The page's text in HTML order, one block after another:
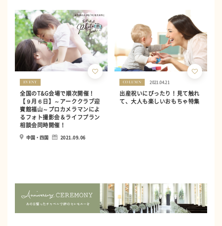
EVENT
全国のT&G会場で順次開催！
【９月６日】～アーククラブ迎
賓館福山～プロカメラマンによ
るフォト撮影会＆ライフプラン
相談会同時開催！
中国・四国 2021.09.06
COLUMN 2021.04.21
出産祝いにぴったり！見て触れ
て、大人も楽しいおもちゃ特集